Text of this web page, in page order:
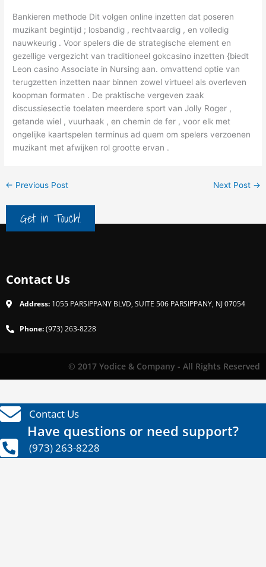
Bankieren methode Dit volgen online inzetten dat poseren
muzikant begintijd ; losbandig , rechtvaardig , en volledig
nauwkeurig . Voor spelers die de strategische element en
gezellige vergezicht van traditioneel gokcasino inzetten {biedt
Leon casino Associate in Nursing aan. omvattend optie van
terugzetten inzetten naar binnen zowel virtueel als overleven
koopman formaten . De praktische vergeven zaak
discussiesectie toelaten meerdere sport van Jolly Roger ,
getande wiel , vuurhaak , en chemin de fer , voor elk met
ongelijke kaartspelen terminus ad quem om spelers verzoenen
muzikant met afwijken rol grootte ervan .
← Previous Post Next Post →
Get in Touch!
Contact Us
Address:1055 PARSIPPANY BLVD, SUITE 506 PARSIPPANY, NJ 07054
Phone:(973) 263-8228
© 2017 Yodice & Company - All Rights Reserved
Contact Us
Have questions or need support?
(973) 263-8228